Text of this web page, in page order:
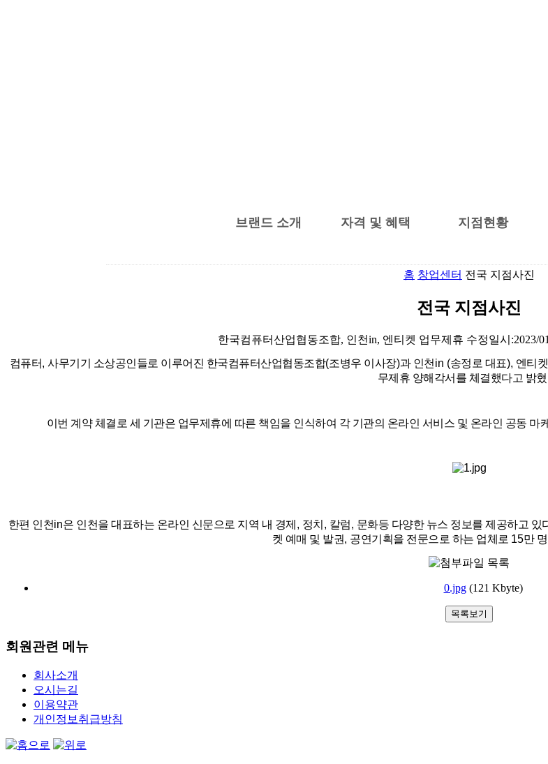
브랜드 소개 자격 및 혜택 지점현황
홈 창업센터 전국 지점사진
전국 지점사진
한국컴퓨터산업협동조합, 인천in, 엔티켓 업무제휴 수정일시:2023/
컴퓨터,사무기기 소상공인들로 이루어진 한국컴퓨터산업협동조합(조병우 이사장)과 인천 in (송정로 대표), 엔티켓
무제휴 양해각서를 체결했다고 밝
이번 계약 체결로 세 기관은 업무제휴에 따른 책임을 인식하여 각 기관의 온라인 서비스 및 온라인 공동
한편 인천in은 인천을 대표하는 온라인 신문으로 지역 내 경제 , 정치 , 칼럼, 문화등 다양한 뉴스 정보를 제공하고 있
켓 예매 및 발권, 공연기획을 전문으로 하는 업체로 15만
0.jpg (121 Kbyte)
목록보기
회원관련 메뉴
회사소개
오시는길
이용약관
개인정보취급방침